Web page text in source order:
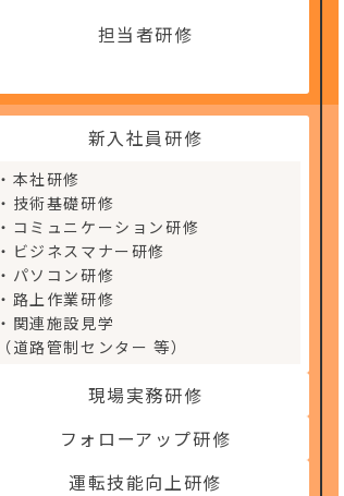
担当者研修
新入社員研修
・本社研修
・技術基礎研修
・コミュニケーション研修
・ビジネスマナー研修
・パソコン研修
・路上作業研修
・関連施設見学
（道路管制センター 等）
現場実務研修
フォローアップ研修
運転技能向上研修